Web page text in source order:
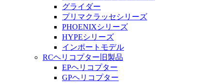
グライダー
プリマクラッセシリーズ
PHOENIXシリーズ
HYPEシリーズ
インポートモデル
RCヘリコプター旧製品
EPヘリコプター
GPヘリコプター